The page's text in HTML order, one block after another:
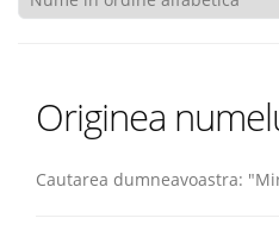
Originea
Cautarea dumneavoastra: